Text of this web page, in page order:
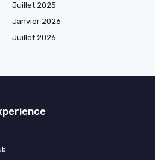
Juillet 2025
Janvier 2026
Juillet 2026